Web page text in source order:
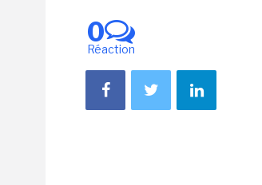
0
Réaction